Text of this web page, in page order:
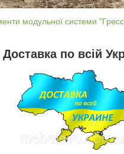
модульної системи "Гресс"
Доставка по всій